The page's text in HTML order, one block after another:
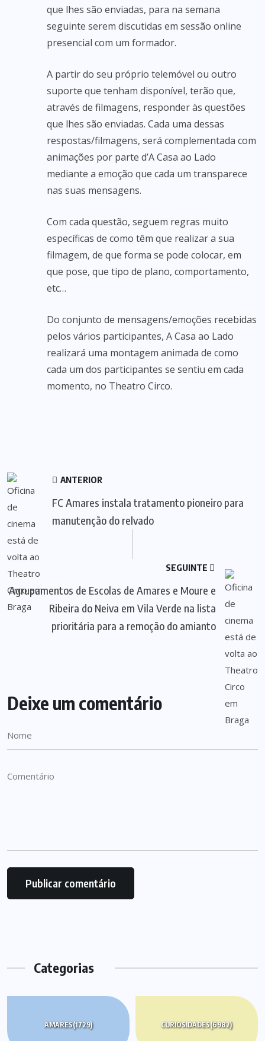
que lhes são enviadas, para na semana
seguinte serem discutidas em sessão online
presencial com um formador.
A partir do seu próprio telemóvel ou outro
suporte que tenham disponível, terão que,
através de filmagens, responder às questões
que lhes são enviadas. Cada uma dessas
respostas/filmagens, será complementada com
animações por parte d’A Casa ao Lado
mediante a emoção que cada um transparece
nas suas mensagens.
Com cada questão, seguem regras muito
específicas de como têm que realizar a sua
filmagem, de que forma se pode colocar, em
que pose, que tipo de plano, comportamento,
etc…
Do conjunto de mensagens/emoções recebidas
pelos vários participantes, A Casa ao Lado
realizará uma montagem animada de como
cada um dos participantes se sentiu em cada
momento, no Theatro Circo.
ANTERIOR
FC Amares instala tratamento pioneiro para
manutenção do relvado
SEGUINTE
Agrupamentos de Escolas de Amares e Moure e
Ribeira do Neiva em Vila Verde na lista
prioritária para a remoção do amianto
Deixe um comentário
Categorias
AMARES(1729) CURIOSIDADES(6982)